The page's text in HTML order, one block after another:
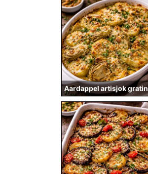
Aardappel artisjok gratin